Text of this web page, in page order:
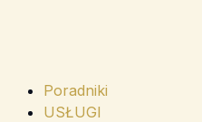
Poradniki
USŁUGI